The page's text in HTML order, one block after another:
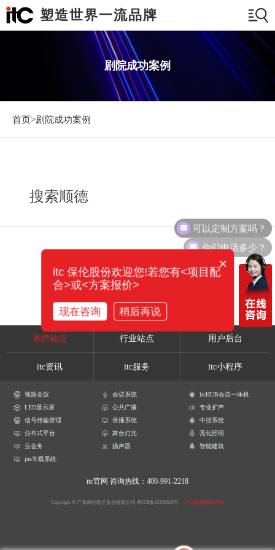
塑造世界一流品牌
剧院成功案例
首页>剧院成功案例
搜索顺德
系统站点 行业站点 用户后台
itc资讯 itc服务 itc小程序
视频会议 会议系统
itcHUB会议一体机
LED显示屏
公共广播
专业扩声
信号传输管理
录播系统
中控系统
分布式平台
舞台灯光
亮化照明
云会务
扬声器
智能建筑
pis车载系统
itc官网 咨询热线：400-991-2218
Copyright © 广东保伦电子股份有限公司 粤ICP备16106620号 产品参数解释声明
可以定制方案吗？
你们电话多少？
×
itc 保伦股份欢迎您!若您有<项目配
合>或<方案报价>
现在咨询 稍后再说